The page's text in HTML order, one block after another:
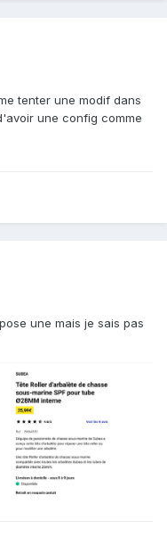
tenter une modif dans
une config comme
une mais je sais pas